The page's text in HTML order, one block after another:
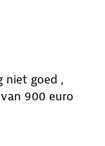
niet goed ,
900 euro